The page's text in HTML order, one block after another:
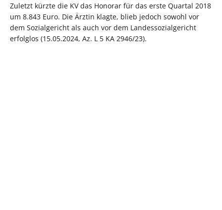
Zuletzt kürzte die KV das Honorar für das erste Quartal 2018
um 8.843 Euro. Die Ärztin klagte, blieb jedoch sowohl vor
dem Sozialgericht als auch vor dem Landessozialgericht
erfolglos (15.05.2024, Az. L 5 KA 2946/23).